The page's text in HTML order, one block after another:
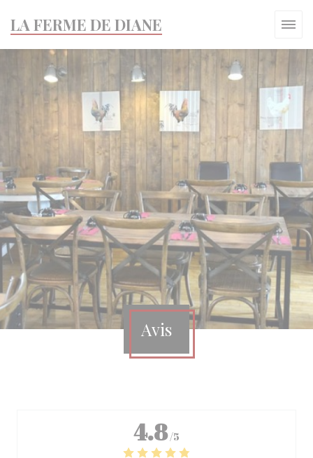
LA FERME DE DIANE
Avis
4.8/5